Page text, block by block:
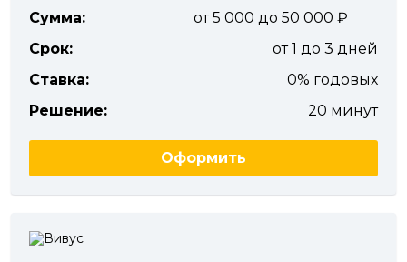
Сумма:
от 5 000 до 50 000
Срок:
от 1 до 3 дней
Ставка:
0% годовых
Решение:
20 минут
Оформить